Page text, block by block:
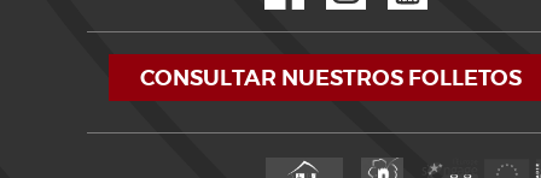
CONSULTAR NUESTROS FOLLETOS